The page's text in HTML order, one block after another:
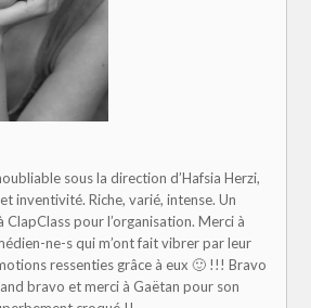
sous la direction d’Hafsia Herzi,
inventivité. Riche, varié, intense. Un
ClapClass pour l’organisation. Merci à
ne-s qui m’ont fait vibrer par leur
ressenties grâce à eux 🙂 !!! Bravo
bravo et merci à Gaëtan pour son